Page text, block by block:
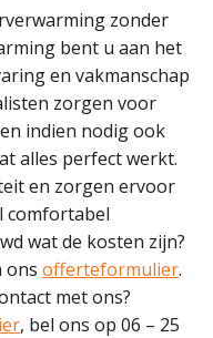
zonder
bent u aan het
en vakmanschap
zorgen voor
indien nodig ook
alles perfect werkt.
en zorgen ervoor
comfortabel
wat de kosten zijn?
ons offerteformulier.
met ons?
, bel ons op 06 – 25